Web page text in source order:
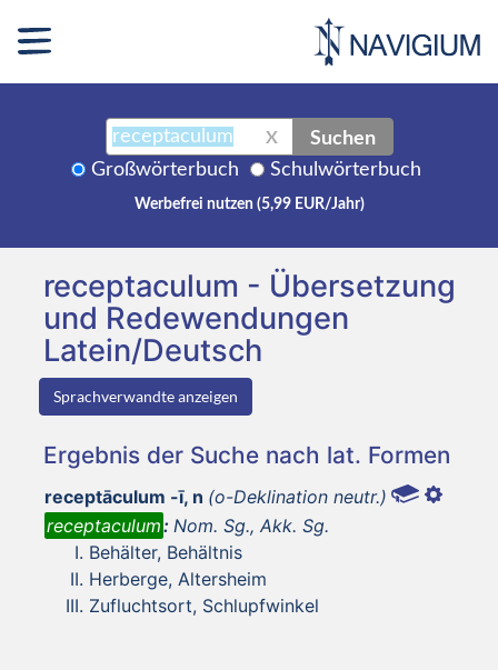
X Suchen
Großwörterbuch Schulwörterbuch
Werbefrei nutzen (5,99 EUR/Jahr)
receptaculum - Übersetzung
und Redewendungen
Latein/Deutsch
Sprachverwandte anzeigen
Ergebnis der Suche nach lat. Formen
receptāculum -ī, n (o-Deklination neutr.)
receptaculum: Nom. Sg., Akk. Sg.
Behälter, Behältnis
Herberge, Altersheim
Zufluchtsort, Schlupfwinkel